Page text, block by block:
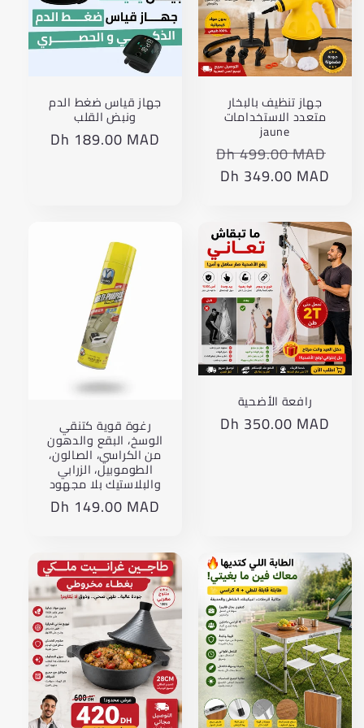
جهاز تنظيف بالبخار
متعدد الاستخدامات
jaune
Translation
missing:
Dh 499.00 MAD
Translation
Dh 349.00 MAD
جهاز قياس ضغط الدم
ونبض القلب
Translation
Dh 189.00 MAD
رافعة الأضحية
Translation
ar.products.product.price.regular_price
Dh 350.00 MAD رغوة قوية كتنقي
الوسخ، البقع والدهون
من الكراسي، الصالون،
الطوموبيل، الزرابي
والبلاستيك بلا مجهود
Translation
Dh 149.00 MAD